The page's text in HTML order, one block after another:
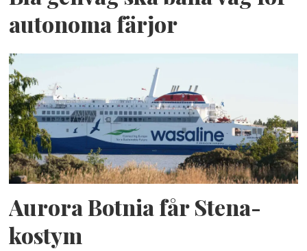
autonoma färjor
Aurora Botnia får Stena-
kostym